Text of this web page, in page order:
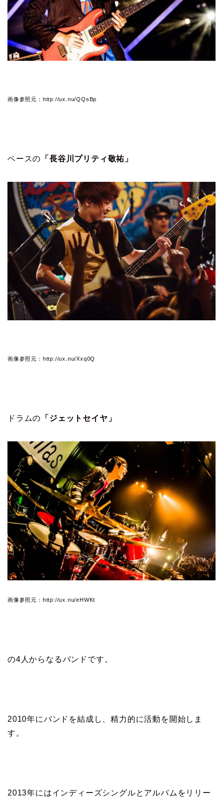
画像参照元：http://ux.nu/QQsBp
ベースの 「長谷川プリティ敬祐」
画像参照元：http://ux.nu/Xxq0Q
ドラムの 「ジェットセイヤ」
画像参照元：http://ux.nu/eHWKt
の4人からなるバンドです。
2010年にバンドを結成し、精力的に活動を開始しま
す。
2013年にはインディーズシングルとアルバムをリリー